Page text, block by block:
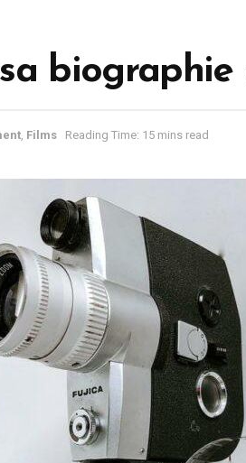
Films Reading Time: 15 mins read